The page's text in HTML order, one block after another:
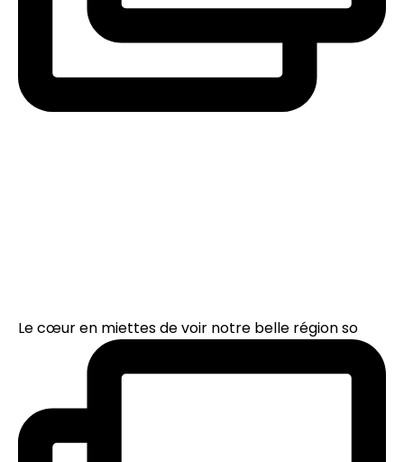
Le cœur en miettes de voir notre belle région so